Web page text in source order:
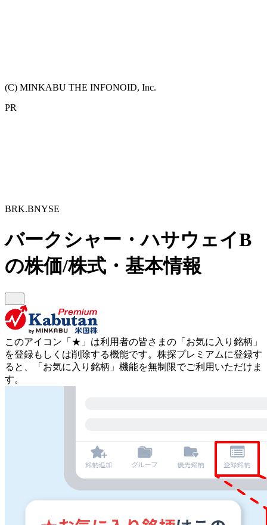
(C) MINKABU THE INFONOID, Inc.
PR
BRK.BNYSE
バークシャー・ハサウェイB
の株価/株式・基本情報
このアイコン 「★」 は利用者の皆さまの 「お気に入り銘柄」
を登録もしくは削除する機能です。 株探プレミアムに登録す
ると、「お気に入り銘柄」機能を無制限でご利用いただけま
す。